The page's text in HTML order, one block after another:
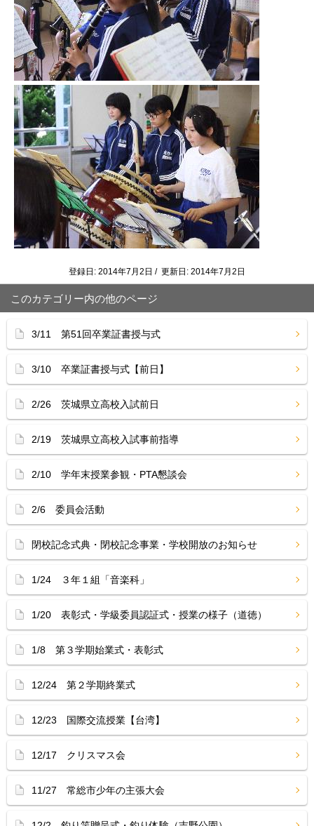
登録日: 2014年7月2日 / 更新日: 2014年7月2日
このカテゴリー内の他のページ
3/11 第51回卒業証書授与式
3/10 卒業証書授与式【前日】
2/26 茨城県立高校入試前日
2/19 茨城県立高校入試事前指導
2/10 学年末授業参観・PTA懇談会
2/6 委員会活動
閉校記念式典・閉校記念事業・学校開放のお知らせ
1/24 ３年１組「音楽科」
1/20 表彰式・学級委員認証式・授業の様子（道徳）
1/8 第３学期始業式・表彰式
12/24 第２学期終業式
12/23 国際交流授業【台湾】
12/17 クリスマス会
11/27 常総市少年の主張大会